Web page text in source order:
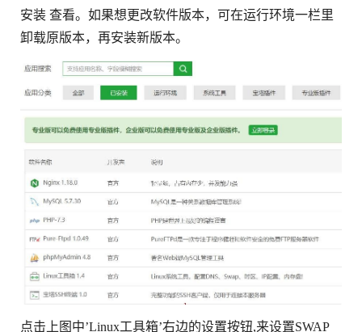
安装 查看。如果想更改软件版本，可在运行环境一栏里
卸载原版本，再安装新版本。
点击上图中’Linux工具箱’右边的设置按钮,来设置SWAP